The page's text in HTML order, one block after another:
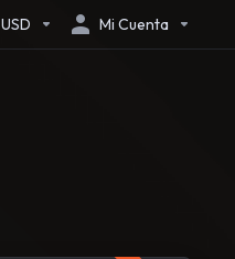
USD Mi Cuenta